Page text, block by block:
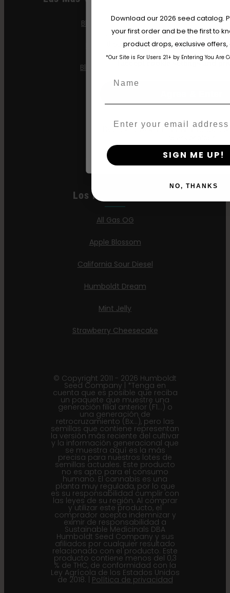
Blueberry Cupcake
Blueberry Muffin
Blueberry Pancakes
Semillas Stoopid
Los Más Vendidos
All Gas OG
Apple Blossom
California Sour Diesel
Humboldt Dream
Mint Jelly
Strawberry Cheesecake
© Copyright 2011 - 2026 Humboldt
Seed Company | *Tenga en
cuenta que es posible que reciba
un paquete que muestre una
generación filial anterior (F1...) o
una generación de
retrocruzamiento (Bx...), pero las
semillas que contiene representan
la versión más reciente del cultivar
y la información generacional que
se muestra aquí es la más
precisa para nuestros lotes de
semillas actuales. Este producto
no es apto para el consumo
humano. El cannabis es una
planta muy regulada, por lo que
es su responsabilidad cumplir con
las leyes de su región. Al comprar
y utilizar este producto, el
comprador acepta indemnizar y
eximir de responsabilidad a
Sustainable Medicinals DBA
Humboldt Seed Company y sus
afiliados por cualquier resultado
relacionado con el producto. Este
producto contiene menos del 0,3
% de THC, de conformidad con la
Ley Agrícola de los Estados Unidos
de 2018. | Política de privacidad
Are You Aged 18 Or
The content and products of our
those of legal age.Please see
age_gapI accept cookie settings and
By clicking AGREE & ENTER, you
Download our 2026 seed catalog.
your first order and be the first to
product drops, exclusive
*Our Site is For Users 21+ by Entering You Are
SIGN ME UP!
NO, THANKS